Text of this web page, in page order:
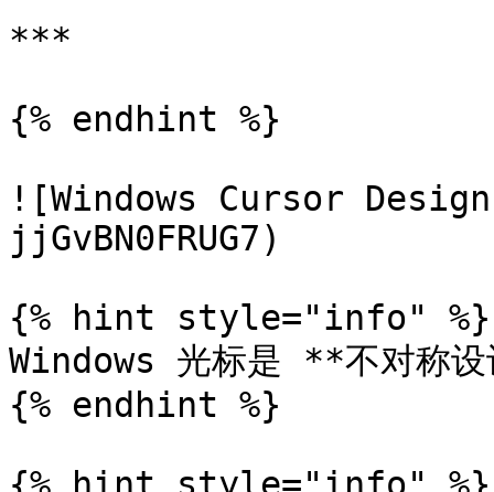
***
{% endhint %}
![Windows Cursor
jjGvBN0FRUG7)
{% hint style="info" %}
Windows 光标是 **不对称
{% endhint %}